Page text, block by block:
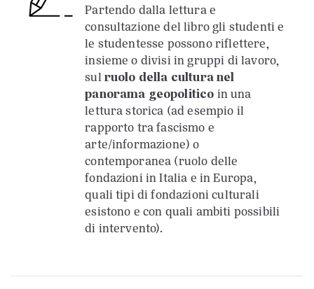
Partendo dalla lettura e
consultazione del libro gli studenti e
le studentesse possono riflettere,
insieme o divisi in gruppi di lavoro,
sulruolo della cultura nel
panorama geopolitico in una
lettura storica (ad esempio il
rapporto tra fascismo e
arte/informazione) o
contemporanea (ruolo delle
fondazioni in Italia e in Europa,
quali tipi di fondazioni culturali
esistono e con quali ambiti possibili
di intervento).